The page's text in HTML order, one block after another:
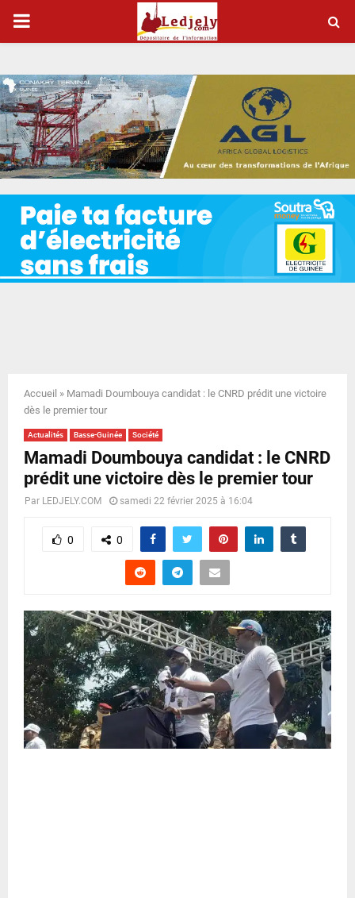
P
I
M
A
R
Y
N
U
Accueil » Mamadi Doumbouya candidat : le CNRD prédit une victoire
dès le premier tour
Actualités Basse-Guinée Société
Mamadi Doumbouya candidat : le CNRD
prédit une victoire dès le premier tour
Par LEDJELY.COM samedi 22 février 2025 à 16:04
0 0